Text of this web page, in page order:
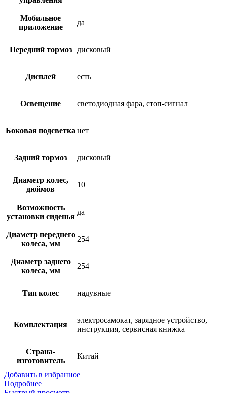
Мобильное
приложение
да
Передний тормоз дисковый
Дисплей есть
Освещение светодиодная фара, стоп-сигнал
Боковая подсветка нет
Задний тормоз дисковый
Диаметр колес,
дюймов
10
Возможность
установки сиденья
да
Диаметр переднего
колеса, мм
254
Диаметр заднего
колеса, мм
254
Тип колес надувные
Комплектация
электросамокат, зарядное устройство,
инструкция, сервисная книжка
Страна-
изготовитель
Китай
Добавить в избранное
Подробнее